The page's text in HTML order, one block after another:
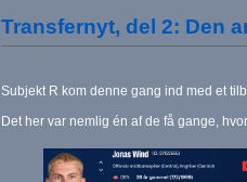
Transfernyt, del 2: Den
Subjekt R kom denne gang ind med et
Det her var nemlig én af de få gange,